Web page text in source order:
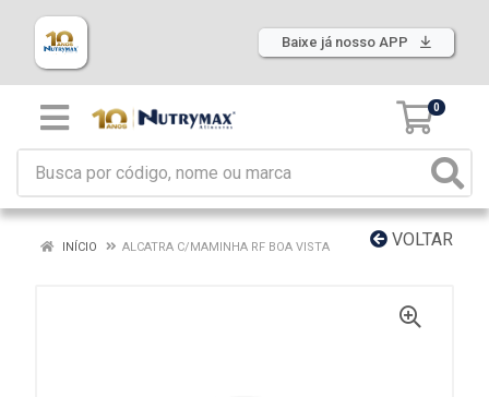
Baixe já nosso APP
0
VOLTAR
INÍCIO ALCATRA C/MAMINHA RF BOA VISTA